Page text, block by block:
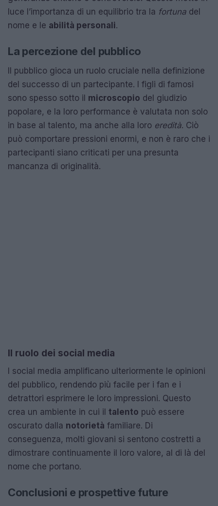
luce l’importanza di un equilibrio tra la fortuna del
nome e le abilità personali.
La percezione del pubblico
Il pubblico gioca un ruolo cruciale nella definizione
del successo di un partecipante. I figli di famosi
sono spesso sotto il microscopio del giudizio
popolare, e la loro performance è valutata non solo
in base al talento, ma anche alla loro eredità. Ciò
può comportare pressioni enormi, e non è raro che i
partecipanti siano criticati per una presunta
mancanza di originalità.
Il ruolo dei social media
I social media amplificano ulteriormente le opinioni
del pubblico, rendendo più facile per i fan e i
detrattori esprimere le loro impressioni. Questo
crea un ambiente in cui il talento può essere
oscurato dalla notorietà familiare. Di
conseguenza, molti giovani si sentono costretti a
dimostrare continuamente il loro valore, al di là del
nome che portano.
Conclusioni e prospettive future